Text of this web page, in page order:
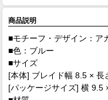
商品説明
■モチーフ・デザイン：ア
■色：ブルー
■サイズ
[本体] ブレイド幅 8.5 × 長
[パッケージサイズ] 横 9.5